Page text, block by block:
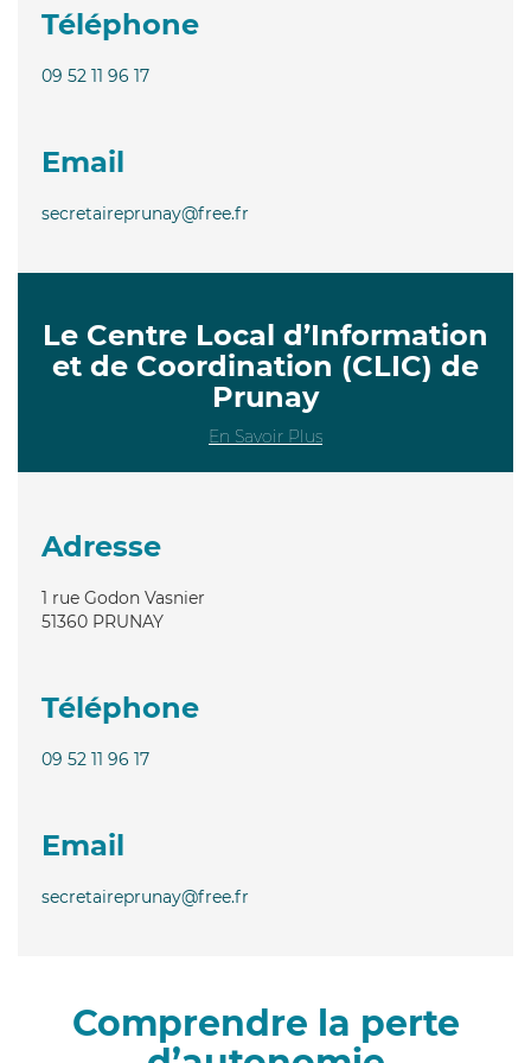
Téléphone
09 52 11 96 17
Email
secretaireprunay@free.fr
Le Centre Local d’Information
et de Coordination (CLIC) de
Prunay
En Savoir Plus
Adresse
1 rue Godon Vasnier
51360 PRUNAY
Téléphone
09 52 11 96 17
Email
secretaireprunay@free.fr
Comprendre la perte